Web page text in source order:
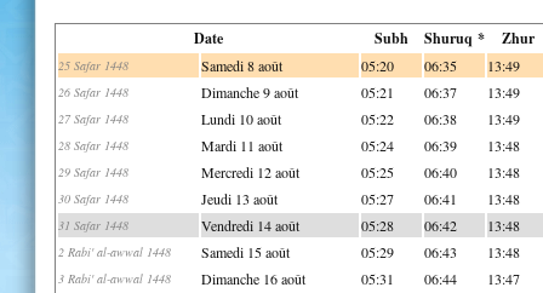
Date Subh Shuruq * Zhur
25 Safar 1448 Samedi 8 août 05:20 06:35 13:49
26 Safar 1448 Dimanche 9 août 05:21 06:37 13:49
27 Safar 1448 Lundi 10 août 05:22 06:38 13:49
28 Safar 1448 Mardi 11 août 05:24 06:39 13:48
29 Safar 1448 Mercredi 12 août 05:25 06:40 13:48
30 Safar 1448 Jeudi 13 août 05:27 06:41 13:48
31 Safar 1448 Vendredi 14 août 05:28 06:42 13:48
2 Rabi' al-awwal 1448 Samedi 15 août 05:29 06:43 13:48
3 Rabi' al-awwal 1448 Dimanche 16 août 05:31 06:44 13:47